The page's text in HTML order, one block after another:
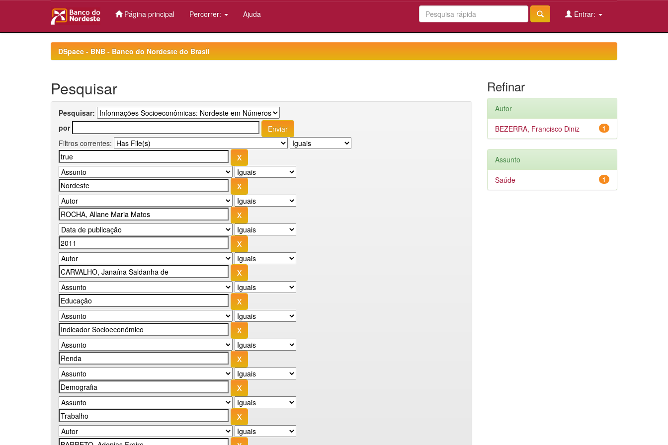
Página principal Percorrer: Ajuda Entrar:
DSpace - BNB - Banco do Nordeste do Brasil
Pesquisar
Pesquisar:
por
Filtros correntes:
Refinar
Autor
1
BEZERRA, Francisco Diniz
Assunto
1
Saúde